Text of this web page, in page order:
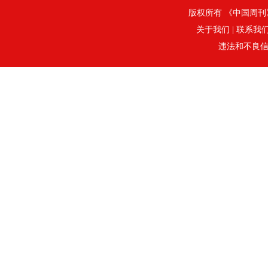
版权所有 《中国周刊
关于我们
联系我
违法和不良